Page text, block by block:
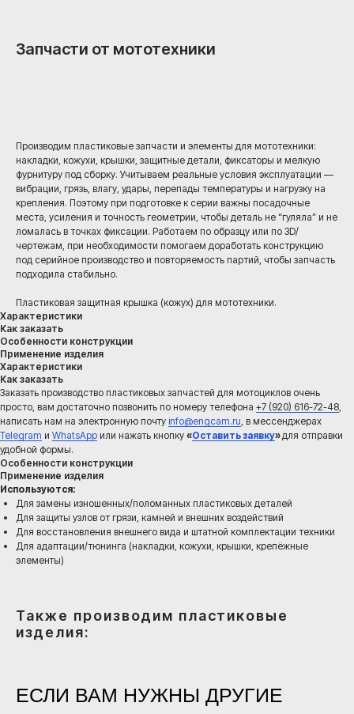
Запчасти от мототехники
Производим пластиковые запчасти и элементы для мототехники:
накладки, кожухи, крышки, защитные детали, фиксаторы и мелкую
фурнитуру под сборку. Учитываем реальные условия эксплуатации —
вибрации, грязь, влагу, удары, перепады температуры и нагрузку на
крепления. Поэтому при подготовке к серии важны посадочные
места, усиления и точность геометрии, чтобы деталь не “гуляла” и не
ломалась в точках фиксации. Работаем по образцу или по 3D/
чертежам, при необходимости помогаем доработать конструкцию
под серийное производство и повторяемость партий, чтобы запчасть
подходила стабильно.
Пластиковая защитная крышка (кожух) для мототехники.
Характеристики
Как заказать
Особенности конструкции
Применение изделия
Характеристики
Как заказать
Заказать производство пластиковых запчастей для мотоциклов очень
просто, вам достаточно позвонить по номеру телефона +7 (920) 616-72-48
написать нам на электронную почту info@engcam.ru , в мессенджерах
Telegram и WhatsApp или нажать кнопку «Оставить заявку»для отправки
удобной формы.
Особенности конструкции
Применение изделия
Используются:
Для замены изношенных/поломанных пластиковых деталей
Для защиты узлов от грязи, камней и внешних воздействий
Для восстановления внешнего вида и штатной комплектации техники
Для адаптации/тюнинга (накладки, кожухи, крышки, крепёжные
элементы)
Также производим пластиковые
изделия:
ЕСЛИ ВАМ НУЖНЫ ДРУГИЕ
ХАРАКТЕРИСТИКИ ИЗДЕЛИЯ
Если вам не подходят характеристики текущего
изделия, изготовим продукцию с нужными
размерами, формой, конструктивными
особенностями и рабочими параметрами.
Подберем решение под вашу задачу, чтобы
готовое изделие было удобным в
использовании, надежным в эксплуатации и
подходило для дальнейшего серийного
выпуска.
по вашей идее. Помогаем придать замыслу
конкретную форму изделия, прорабатываем
решение с учетом применения, технологии
Мы — российский производитель, поэтому
берем на себя полный цикл работ: от